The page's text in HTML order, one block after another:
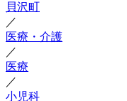
貝沢町
／
医療・介護
／
医療
／
小児科